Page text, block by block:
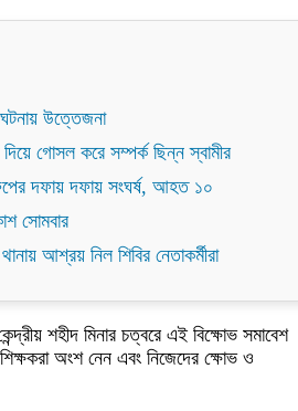
ঘটনায় উত্তেজনা
দিয়ে গোসল করে সম্পর্ক ছিন্ন স্বামীর
দফায় দফায় সংঘর্ষ, আহত ১০
সোমবার
আশ্রয় নিল শিবির নেতাকর্মীরা
শহীদ মিনার চত্বরে এই বিক্ষোভ সমাবেশ
অংশ নেন এবং নিজেদের ক্ষোভ ও